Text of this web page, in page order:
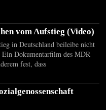
vom Aufstieg (Video)
in Deutschland beileibe nicht
Dokumentarfilm des MDR
fest, dass